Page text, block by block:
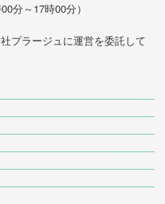
分～17時00分）
プラージュに運営を委託して